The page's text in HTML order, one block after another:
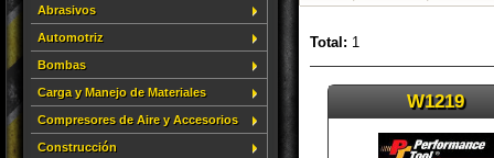
Abrasivos
Automotriz
Bombas
Carga y Manejo de Materiales
Compresores de Aire y Accesorios
Construcción
Total: 1
W1219